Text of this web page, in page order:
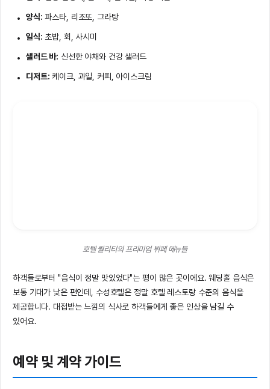
양식: 파스타, 리조또, 그라탕
일식: 초밥, 회, 사시미
샐러드 바: 신선한 야채와 건강 샐러드
디저트: 케이크, 과일, 커피, 아이스크림
호텔 퀄리티의 프리미엄 뷔페 메뉴들
하객들로부터 "음식이 정말 맛있었다"는 평이 많은 곳이에요. 웨딩홀 음식은
보통 기대가 낮은 편인데, 수성호텔은 정말 호텔 레스토랑 수준의 음식을
제공합니다. 대접받는 느낌의 식사로 하객들에게 좋은 인상을 남길 수
있어요.
예약 및 계약 가이드